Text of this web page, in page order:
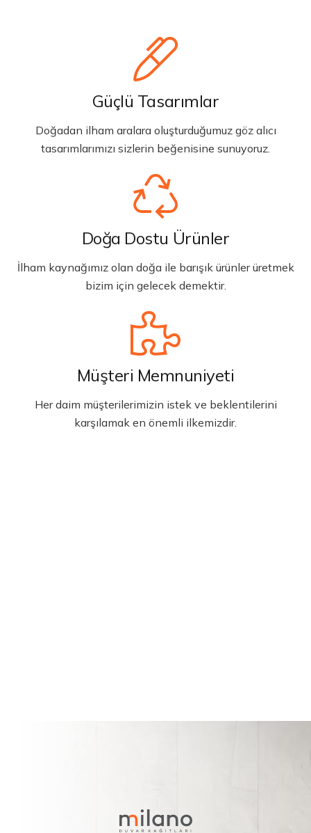
Güçlü Tasarımlar
Doğadan ilham aralara oluşturduğumuz göz alıcı
tasarımlarımızı sizlerin beğenisine sunuyoruz.
Doğa Dostu Ürünler
İlham kaynağımız olan doğa ile barışık ürünler üretmek
bizim için gelecek demektir.
Müşteri Memnuniyeti
Her daim müşterilerimizin istek ve beklentilerini
karşılamak en önemli ilkemizdir.